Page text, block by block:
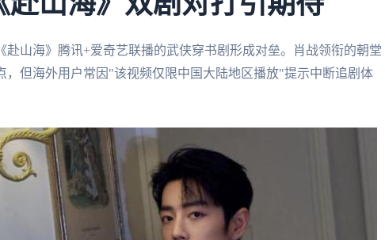
赴山海》腾讯+爱奇艺联播的武侠穿书剧形成对垒。肖战领衔的朝堂
，但海外用户常因"该视频仅限中国大陆地区播放"提示中断追剧体